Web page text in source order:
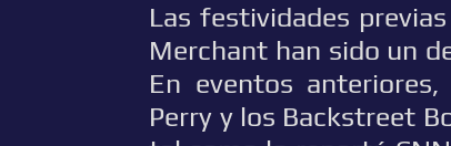
Las festividades
Merchant han sido un
En eventos
Perry y los Backstreet